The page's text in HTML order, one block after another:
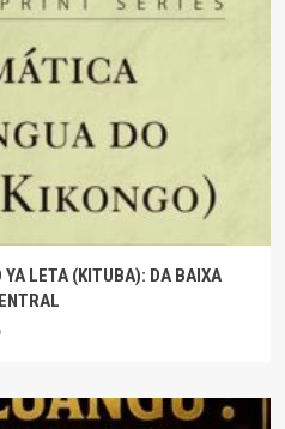
YA LETA (KITUBA): DA BAIXA